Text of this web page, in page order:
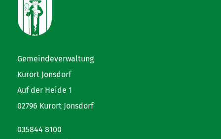
Gemeindeverwaltung
Kurort Jonsdorf
Auf der Heide 1
02796 Kurort Jonsdorf
035844 8100